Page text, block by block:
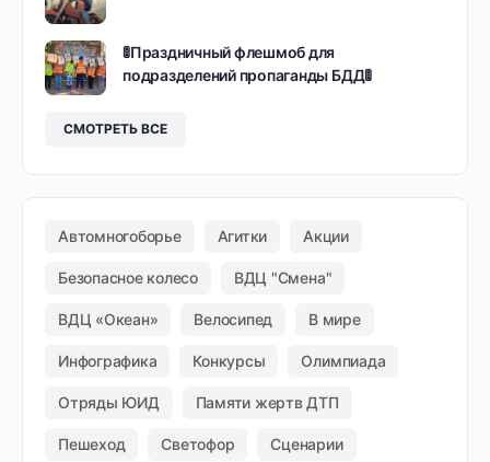
🚦Праздничный флешмоб для
подразделений пропаганды БДД🚦
СМОТРЕТЬ ВСЕ
Автомногоборье Агитки Акции
Безопасное колесо ВДЦ "Смена"
ВДЦ «Океан» Велосипед В мире
Инфографика Конкурсы Олимпиада
Отряды ЮИД Памяти жертв ДТП
Пешеход Светофор Сценарии